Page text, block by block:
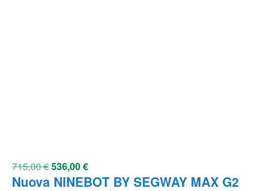
715,00€536,00€
Nuova NINEBOT BY SEGWAY MAX G2